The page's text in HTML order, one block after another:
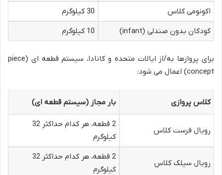
اکونومی کلاس
30 کیلوگرم
کودکان بدون صندلی (infant)
10 کیلوگرم
برای پروازها به/از ایالات متحده و کانادا، سیستم قطعه ای (piece
concept) اعمال می شود:
کلاس پروازی بار مجاز (سیستم قطعه ای)
رویال فرست کلاس
2 قطعه، هر کدام حداکثر 32
کیلوگرم
رویال سیلک کلاس
2 قطعه، هر کدام حداکثر 32
کیلوگرم